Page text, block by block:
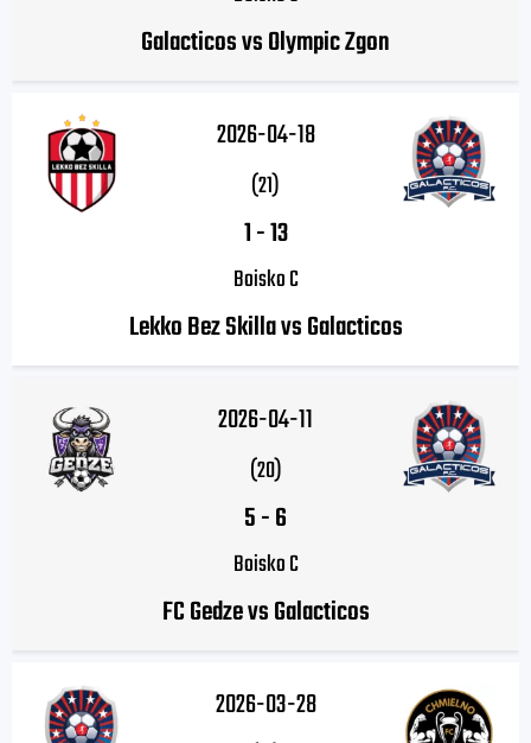
Galacticos vs Olympic Zgon
2026-04-18
(21)
1-13
Boisko C
Lekko Bez Skilla vs Galacticos
2026-04-11
(20)
5-6
Boisko C
FC Gedze vs Galacticos
2026-03-28